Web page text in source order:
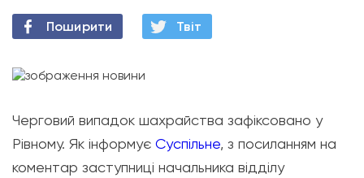
Поширити Твiт
Черговий випадок шахрайства зафіксовано у
Рівному. Як інформує Суспільне, з посиланням на
коментар заступниці начальника відділу